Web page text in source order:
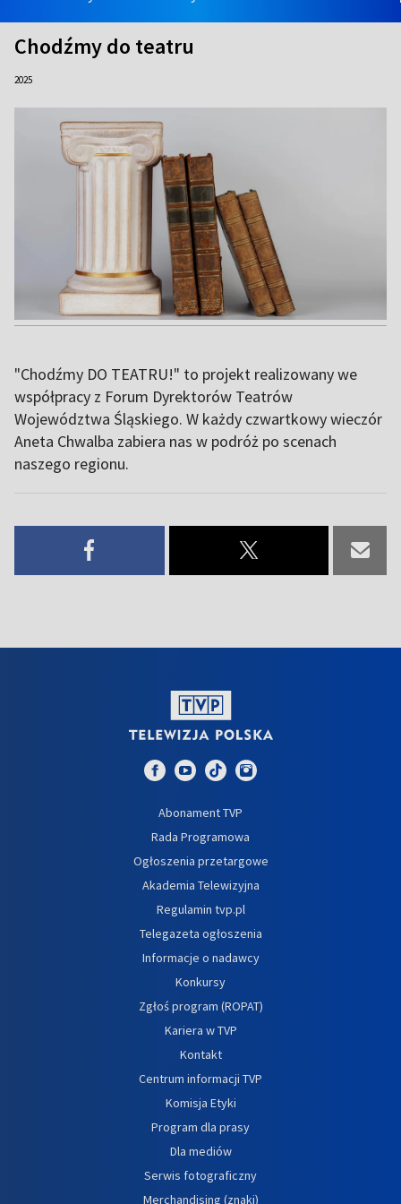
Chodźmy do teatru
2025
"Chodźmy DO TEATRU!" to projekt realizowany we
współpracy z Forum Dyrektorów Teatrów
Województwa Śląskiego. W każdy czwartkowy wieczór
Aneta Chwalba zabiera nas w podróż po scenach
naszego regionu.
Abonament TVP
Rada Programowa
Ogłoszenia przetargowe
Akademia Telewizyjna
Regulamin tvp.pl
Telegazeta ogłoszenia
Informacje o nadawcy
Konkursy
Zgłoś program (ROPAT)
Kariera w TVP
Kontakt
Centrum informacji TVP
Komisja Etyki
Program dla prasy
Dla mediów
Serwis fotograficzny
Merchandising (znaki)